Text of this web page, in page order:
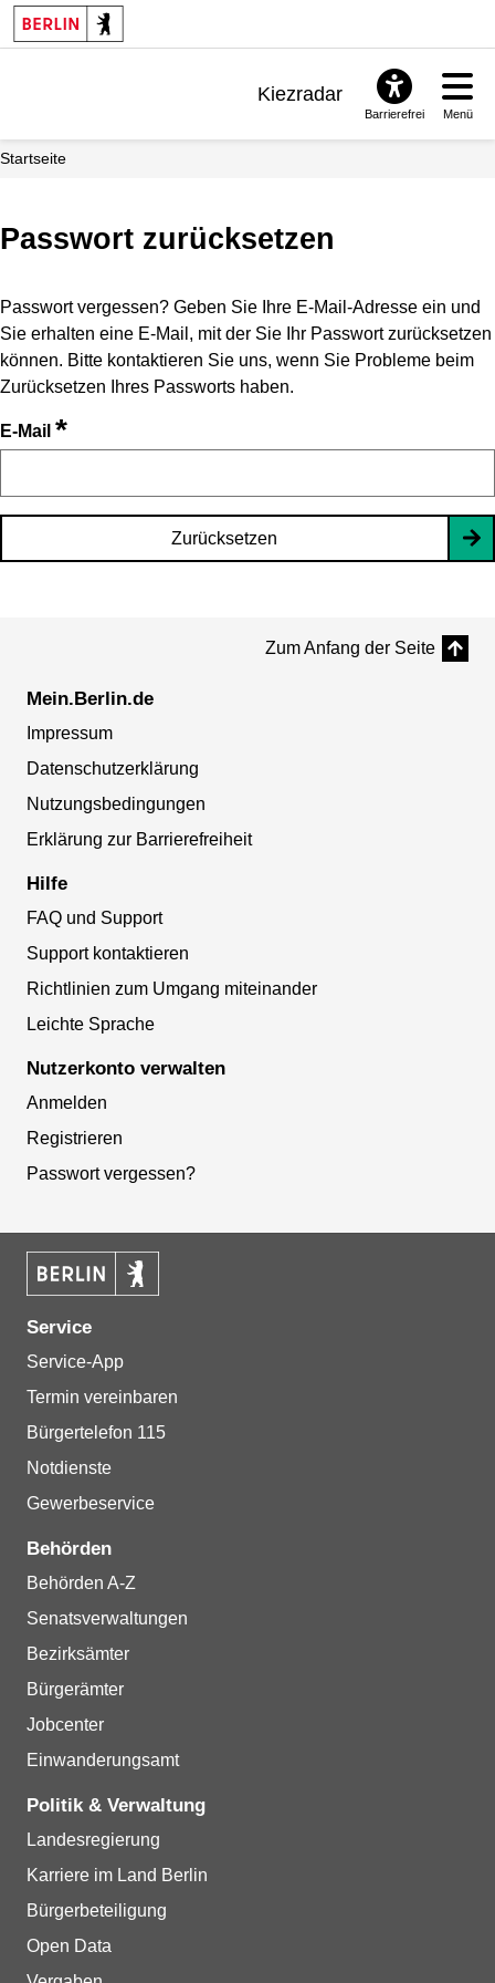
Kiezradar
Barrierefrei Menü
Startseite
Passwort zurücksetzen
Passwort vergessen? Geben Sie Ihre E-Mail-Adresse ein und
Sie erhalten eine E-Mail, mit der Sie Ihr Passwort zurücksetzen
können. Bitte kontaktieren Sie uns, wenn Sie Probleme beim
Zurücksetzen Ihres Passworts haben.
E-Mail *
Zurücksetzen
Zum Anfang der Seite
Mein.Berlin.de
Impressum
Datenschutzerklärung
Nutzungsbedingungen
Erklärung zur Barrierefreiheit
Hilfe
FAQ und Support
Support kontaktieren
Richtlinien zum Umgang miteinander
Leichte Sprache
Nutzerkonto verwalten
Anmelden
Registrieren
Passwort vergessen?
Service
Service-App
Termin vereinbaren
Bürgertelefon 115
Notdienste
Gewerbeservice
Behörden
Behörden A-Z
Senatsverwaltungen
Bezirksämter
Bürgerämter
Jobcenter
Einwanderungsamt
Politik & Verwaltung
Landesregierung
Karriere im Land Berlin
Bürgerbeteiligung
Open Data